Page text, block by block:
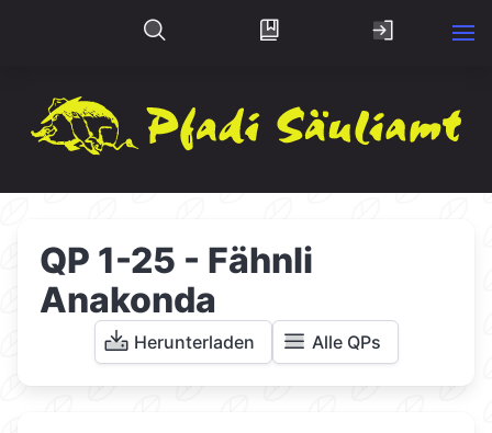
QP 1-25 - Fähnli
Anakonda
Herunterladen Alle QPs